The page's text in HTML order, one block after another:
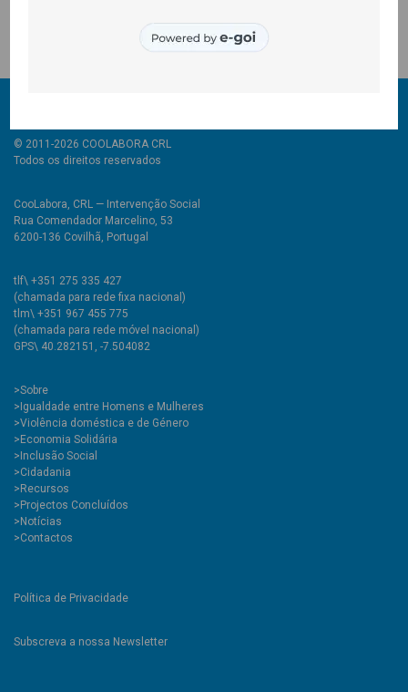
© 2011-2026 COOLABORA CRL
Todos os direitos reservados
CooLabora, CRL — Intervenção Social
Rua Comendador Marcelino, 53
6200-136 Covilhã, Portugal
tlf\ +351 275 335 427
(chamada para rede fixa nacional)
tlm\ +351 967 455 775
(chamada para rede móvel nacional)
GPS\ 40.282151, -7.504082
>Sobre
>Igualdade entre Homens e Mulheres
>Violência doméstica e de Género
>Economia Solidária
>Inclusão Social
>Cidadania
>Recursos
>Projectos Concluídos
>Notícias
>Contactos
Política de Privacidade
Subscreva a nossa Newsletter